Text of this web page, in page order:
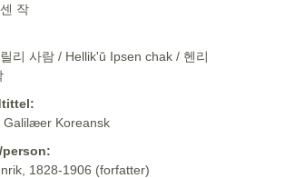
작
리 사람 / Hellik'ŭ Ipsen chak / 헨리
Galilæer Koreansk
person:
1828-1906 (forfatter)